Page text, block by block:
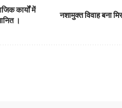
कार्यों में
।
नशामुक्त विवाह बना